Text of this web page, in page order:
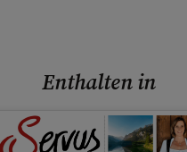
Enthalten in